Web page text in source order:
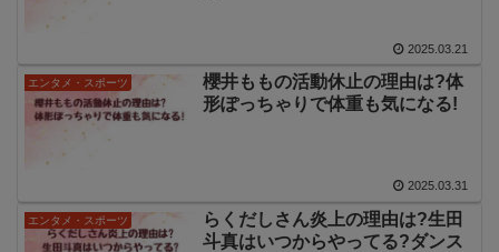
2025.03.21
エンタメ・スポーツ
櫻井ももの活動休止の理由は?体
形ぽっちゃりで体重も気になる!
2025.03.31
エンタメ・スポーツ
らくだしさん炎上の理由は?生田
斗真はいつからやってる?ダンス